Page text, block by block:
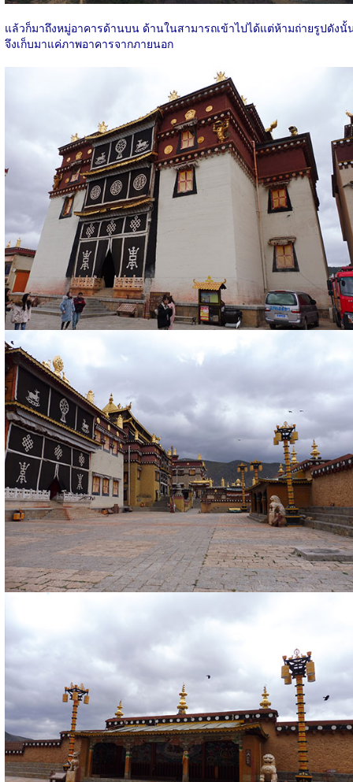
แล้วก็มาถึงหมู่อาคารด้านบน ด้านในสามารถเข้าไปได้แต่ห้ามถ่ายรูปดังนั้
จึงเก็บมาแค่ภาพอาคารจากภายนอก